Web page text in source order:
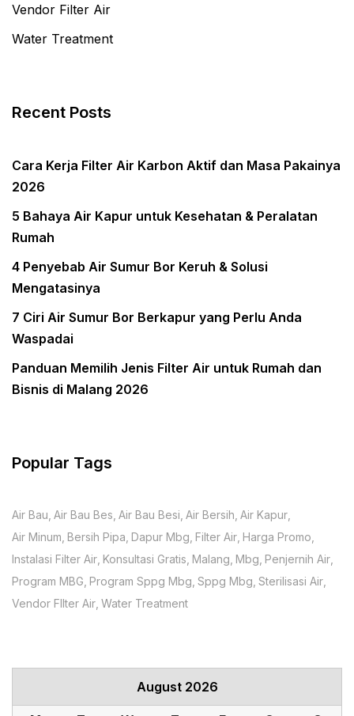
Vendor Filter Air
Water Treatment
Recent Posts
Cara Kerja Filter Air Karbon Aktif dan Masa Pakainya
2026
5 Bahaya Air Kapur untuk Kesehatan & Peralatan
Rumah
4 Penyebab Air Sumur Bor Keruh & Solusi
Mengatasinya
7 Ciri Air Sumur Bor Berkapur yang Perlu Anda
Waspadai
Panduan Memilih Jenis Filter Air untuk Rumah dan
Bisnis di Malang 2026
Popular Tags
Air Bau Air Bau Bes Air Bau Besi Air Bersih Air Kapur
Air Minum Bersih Pipa Dapur Mbg Filter Air Harga Promo
Instalasi Filter Air Konsultasi Gratis Malang Mbg Penjernih Air
Program MBG Program Sppg Mbg Sppg Mbg Sterilisasi Air
Vendor FIlter Air Water Treatment
August 2026